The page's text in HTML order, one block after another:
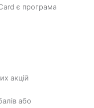
є програма
акцій
або